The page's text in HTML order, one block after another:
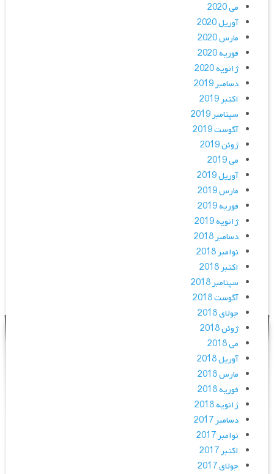
می 2020
آوریل 2020
مارس 2020
فوریه 2020
ژانویه 2020
دسامبر 2019
اکتبر 2019
سپتامبر 2019
آگوست 2019
ژوئن 2019
می 2019
آوریل 2019
مارس 2019
فوریه 2019
ژانویه 2019
دسامبر 2018
نوامبر 2018
اکتبر 2018
سپتامبر 2018
آگوست 2018
جولای 2018
ژوئن 2018
می 2018
آوریل 2018
مارس 2018
فوریه 2018
ژانویه 2018
دسامبر 2017
نوامبر 2017
اکتبر 2017
جولای 2017